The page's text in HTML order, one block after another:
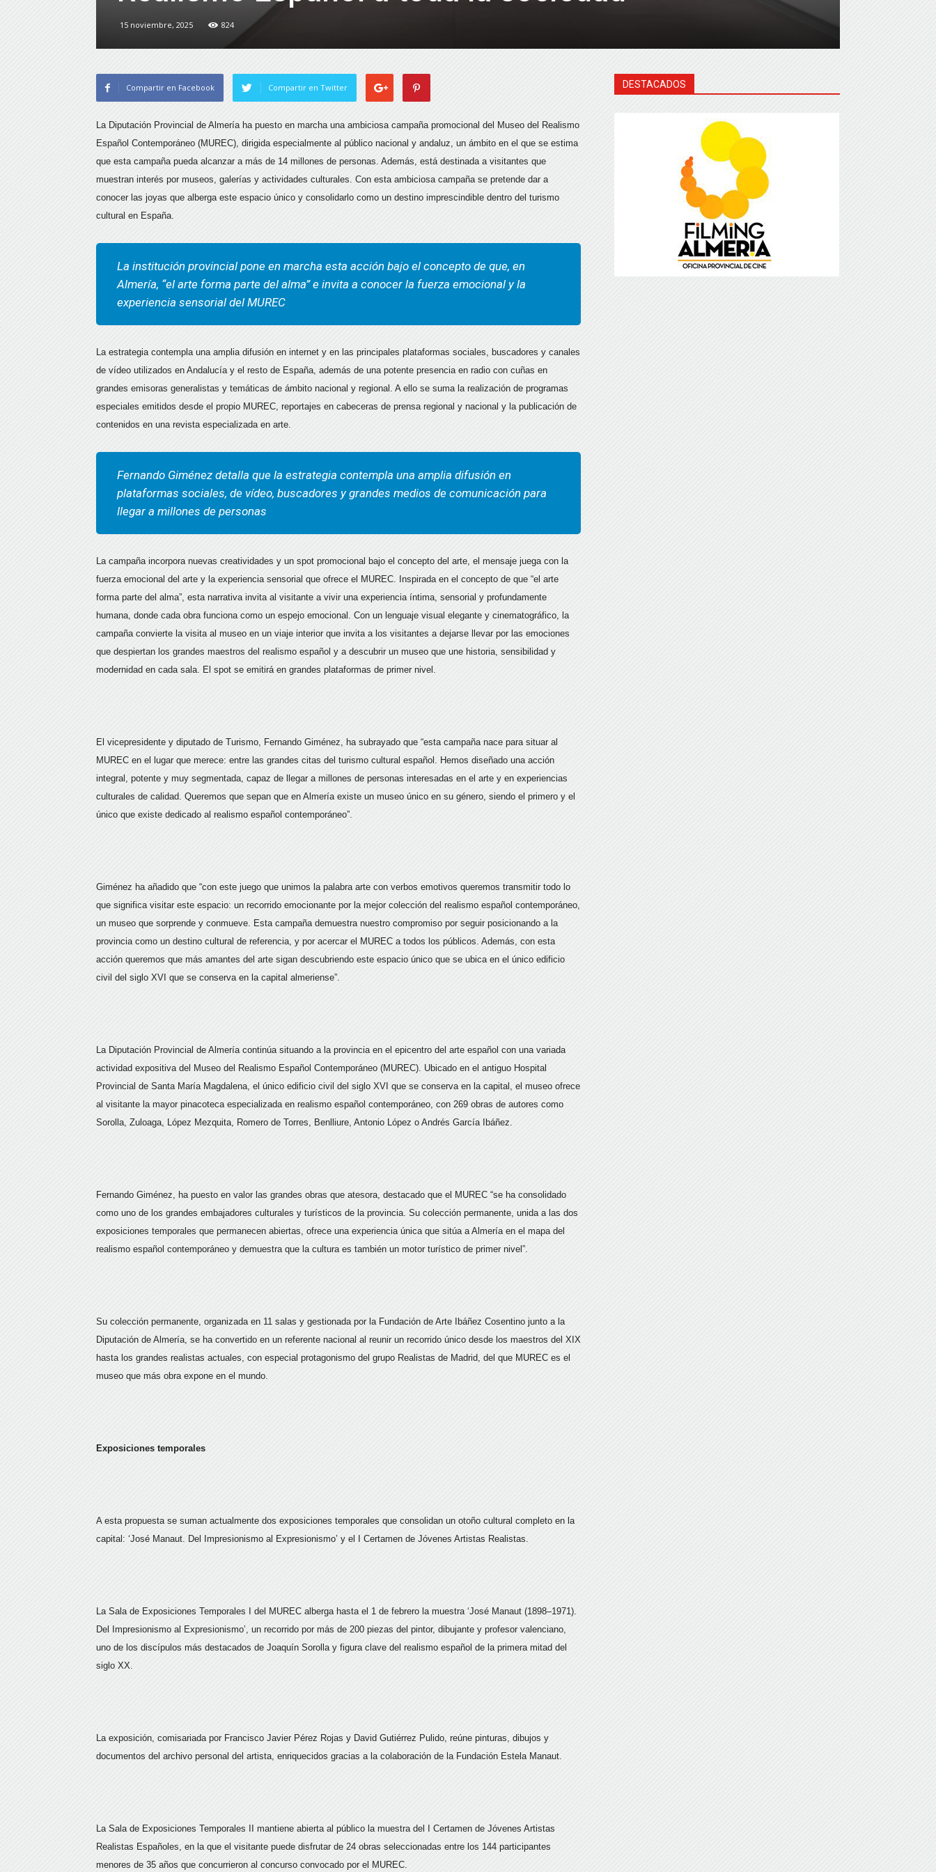
15 noviembre, 2025 824
Compartir en Facebook Compartir en Twitter
La Diputación Provincial de Almería ha puesto en marcha una ambiciosa campaña promocional del Museo del Realismo
Español Contemporáneo (MUREC), dirigida especialmente al público nacional y andaluz, un ámbito en el que se estima
que esta campaña pueda alcanzar a más de 14 millones de personas. Además, está destinada a visitantes que
muestran interés por museos, galerías y actividades culturales. Con esta ambiciosa campaña se pretende dar a
conocer las joyas que alberga este espacio único y consolidarlo como un destino imprescindible dentro del turismo
cultural en España.
La institución provincial pone en marcha esta acción bajo el concepto de que, en
Almería, “el arte forma parte del alma” e invita a conocer la fuerza emocional y la
experiencia sensorial del MUREC
La estrategia contempla una amplia difusión en internet y en las principales plataformas sociales, buscadores y canales
de vídeo utilizados en Andalucía y el resto de España, además de una potente presencia en radio con cuñas en
grandes emisoras generalistas y temáticas de ámbito nacional y regional. A ello se suma la realización de programas
especiales emitidos desde el propio MUREC, reportajes en cabeceras de prensa regional y nacional y la publicación de
contenidos en una revista especializada en arte.
Fernando Giménez detalla que la estrategia contempla una amplia difusión en
plataformas sociales, de vídeo, buscadores y grandes medios de comunicación para
llegar a millones de personas
La campaña incorpora nuevas creatividades y un spot promocional bajo el concepto del arte, el mensaje juega con la
fuerza emocional del arte y la experiencia sensorial que ofrece el MUREC. Inspirada en el concepto de que “el arte
forma parte del alma”, esta narrativa invita al visitante a vivir una experiencia íntima, sensorial y profundamente
humana, donde cada obra funciona como un espejo emocional. Con un lenguaje visual elegante y cinematográfico, la
campaña convierte la visita al museo en un viaje interior que invita a los visitantes a dejarse llevar por las emociones
que despiertan los grandes maestros del realismo español y a descubrir un museo que une historia, sensibilidad y
modernidad en cada sala. El spot se emitirá en grandes plataformas de primer nivel.
El vicepresidente y diputado de Turismo, Fernando Giménez, ha subrayado que “esta campaña nace para situar al
MUREC en el lugar que merece: entre las grandes citas del turismo cultural español. Hemos diseñado una acción
integral, potente y muy segmentada, capaz de llegar a millones de personas interesadas en el arte y en experiencias
culturales de calidad. Queremos que sepan que en Almería existe un museo único en su género, siendo el primero y el
único que existe dedicado al realismo español contemporáneo”.
Giménez ha añadido que “con este juego que unimos la palabra arte con verbos emotivos queremos transmitir todo lo
que significa visitar este espacio: un recorrido emocionante por la mejor colección del realismo español contemporáneo,
un museo que sorprende y conmueve. Esta campaña demuestra nuestro compromiso por seguir posicionando a la
provincia como un destino cultural de referencia, y por acercar el MUREC a todos los públicos. Además, con esta
acción queremos que más amantes del arte sigan descubriendo este espacio único que se ubica en el único edificio
civil del siglo XVI que se conserva en la capital almeriense”.
La Diputación Provincial de Almería continúa situando a la provincia en el epicentro del arte español con una variada
actividad expositiva del Museo del Realismo Español Contemporáneo (MUREC). Ubicado en el antiguo Hospital
Provincial de Santa María Magdalena, el único edificio civil del siglo XVI que se conserva en la capital, el museo ofrece
al visitante la mayor pinacoteca especializada en realismo español contemporáneo, con 269 obras de autores como
Sorolla, Zuloaga, López Mezquita, Romero de Torres, Benlliure, Antonio López o Andrés García Ibáñez.
Fernando Giménez, ha puesto en valor las grandes obras que atesora, destacado que el MUREC “se ha consolidado
como uno de los grandes embajadores culturales y turísticos de la provincia. Su colección permanente, unida a las dos
exposiciones temporales que permanecen abiertas, ofrece una experiencia única que sitúa a Almería en el mapa del
realismo español contemporáneo y demuestra que la cultura es también un motor turístico de primer nivel”.
Su colección permanente, organizada en 11 salas y gestionada por la Fundación de Arte Ibáñez Cosentino junto a la
Diputación de Almería, se ha convertido en un referente nacional al reunir un recorrido único desde los maestros del XIX
hasta los grandes realistas actuales, con especial protagonismo del grupo Realistas de Madrid, del que MUREC es el
museo que más obra expone en el mundo.
Exposiciones temporales
A esta propuesta se suman actualmente dos exposiciones temporales que consolidan un otoño cultural completo en la
capital: ‘José Manaut. Del Impresionismo al Expresionismo’ y el I Certamen de Jóvenes Artistas Realistas.
La Sala de Exposiciones Temporales I del MUREC alberga hasta el 1 de febrero la muestra ‘José Manaut (1898–1971).
Del Impresionismo al Expresionismo’, un recorrido por más de 200 piezas del pintor, dibujante y profesor valenciano,
uno de los discípulos más destacados de Joaquín Sorolla y figura clave del realismo español de la primera mitad del
siglo XX.
La exposición, comisariada por Francisco Javier Pérez Rojas y David Gutiérrez Pulido, reúne pinturas, dibujos y
documentos del archivo personal del artista, enriquecidos gracias a la colaboración de la Fundación Estela Manaut.
La Sala de Exposiciones Temporales II mantiene abierta al público la muestra del I Certamen de Jóvenes Artistas
Realistas Españoles, en la que el visitante puede disfrutar de 24 obras seleccionadas entre los 144 participantes
menores de 35 años que concurrieron al concurso convocado por el MUREC.
DESTACADOS